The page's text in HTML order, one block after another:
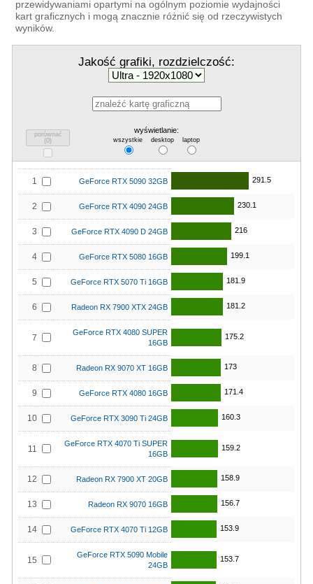
przewidywaniami opartymi na ogólnym poziomie wydajności
kart graficznych i mogą znacznie różnić się od rzeczywistych
wyników.
Jakość grafiki, rozdzielczość:
porównać
(0)
wyświetlanie:
wszystkie desktop laptop
1 GeForce RTX 5090 32GB 291.5
2 GeForce RTX 4090 24GB 230.1
3 GeForce RTX 4090 D 24GB 216
4 GeForce RTX 5080 16GB 199.1
5 GeForce RTX 5070 Ti 16GB 181.9
6 Radeon RX 7900 XTX 24GB 181.2
7
GeForce RTX 4080 SUPER
16GB
175.2
8 Radeon RX 9070 XT 16GB 173
9 GeForce RTX 4080 16GB 171.4
10 GeForce RTX 3090 Ti 24GB 160.3
11
GeForce RTX 4070 Ti SUPER
16GB
159.2
12 Radeon RX 7900 XT 20GB 158.9
13 Radeon RX 9070 16GB 156.7
14 GeForce RTX 4070 Ti 12GB 153.9
15
GeForce RTX 5090 Mobile
24GB
153.7